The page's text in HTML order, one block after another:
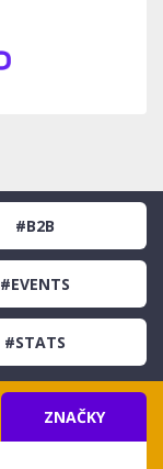
#B2B
#EVENTS
#STATS
ZNAČKY